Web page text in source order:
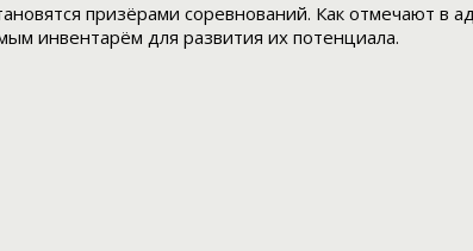
призёрами соревнований. Как отмечают в
инвентарём для развития их потенциала.